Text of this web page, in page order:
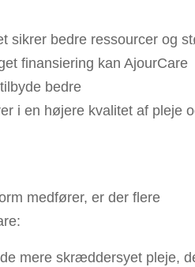
sikrer bedre ressourcer og
finansiering kan AjourCare
bedre
i en højere kvalitet af pleje
medfører, er der flere
mere skræddersyet pleje,